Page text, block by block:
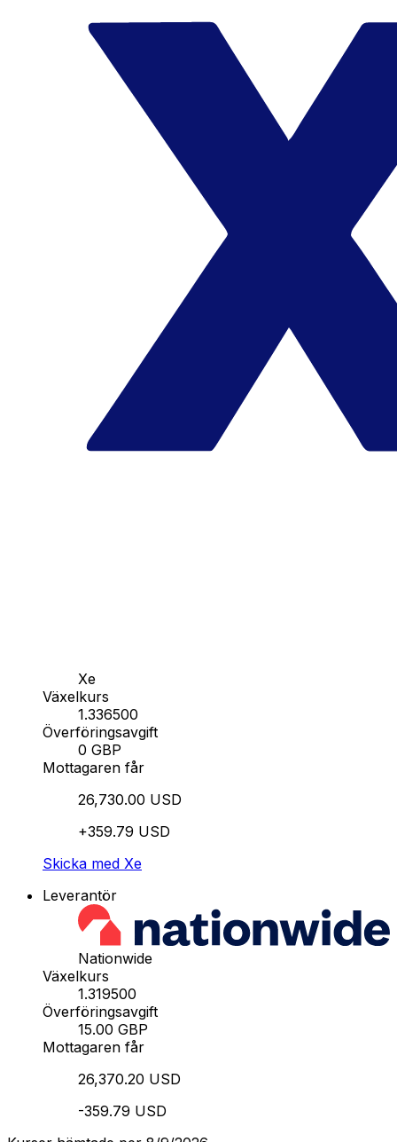
Xe
Växelkurs
1.336500
Överföringsavgift
0 GBP
Mottagaren får
26,730.00 USD
+359.79 USD
Skicka med Xe
Leverantör
Nationwide
Växelkurs
1.319500
Överföringsavgift
15.00 GBP
Mottagaren får
26,370.20 USD
-359.79 USD